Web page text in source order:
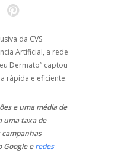
da CVS
Artificial, a rede
Dermato” captou
rápida e eficiente.
e uma média de
uma taxa de
campanhas
Google eredes